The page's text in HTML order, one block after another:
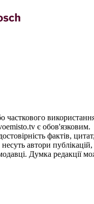
часткового
є обов'язковим.
фактів,
автори
Думка редакцiї